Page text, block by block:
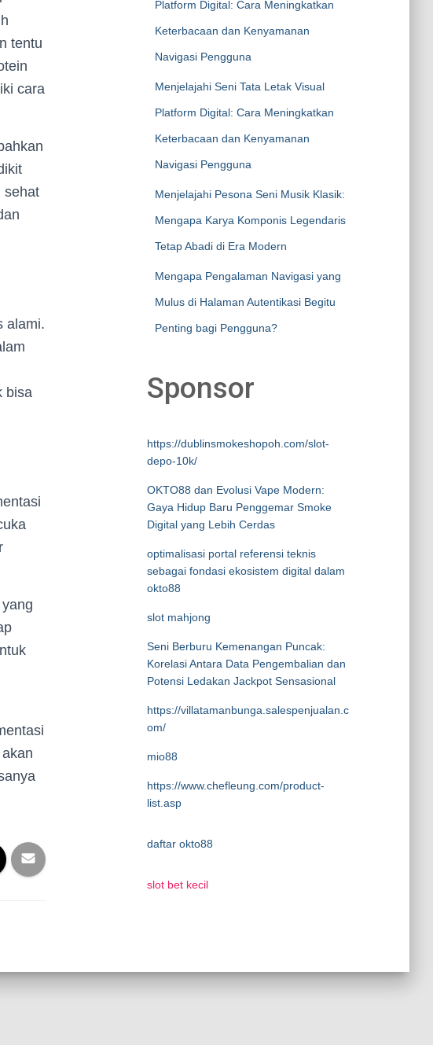
tentu
cara
sehat
alami.
bisa
Platform Digital: Cara Meningkatkan
Keterbacaan dan Kenyamanan
Navigasi Pengguna
Menjelajahi Seni Tata Letak Visual
Platform Digital: Cara Meningkatkan
Keterbacaan dan Kenyamanan
Navigasi Pengguna
Menjelajahi Pesona Seni Musik Klasik:
Mengapa Karya Komponis Legendaris
Tetap Abadi di Era Modern
Mengapa Pengalaman Navigasi yang
Mulus di Halaman Autentikasi Begitu
Penting bagi Pengguna?
Sponsor
https://dublinsmokeshopoh.com/slot-
depo-10k/
OKTO88 dan Evolusi Vape Modern:
Gaya Hidup Baru Penggemar Smoke
Digital yang Lebih Cerdas
optimalisasi portal referensi teknis
sebagai fondasi ekosistem digital dalam
okto88
slot mahjong
Seni Berburu Kemenangan Puncak:
Korelasi Antara Data Pengembalian dan
Potensi Ledakan Jackpot Sensasional
https://villatamanbunga.salespenjualan.c
om/
mio88
https://www.chefleung.com/product-
list.asp
daftar okto88
slot bet kecil